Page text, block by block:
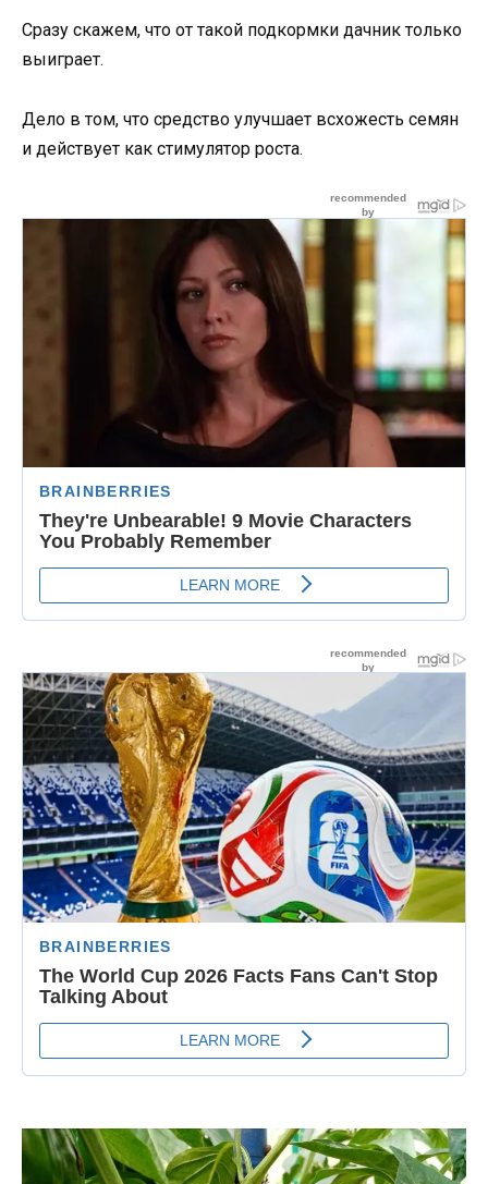
Сразу скажем, что от такой подкормки дачник только
выиграет.
Дело в том, что средство улучшает всхожесть семян
и действует как стимулятор роста.